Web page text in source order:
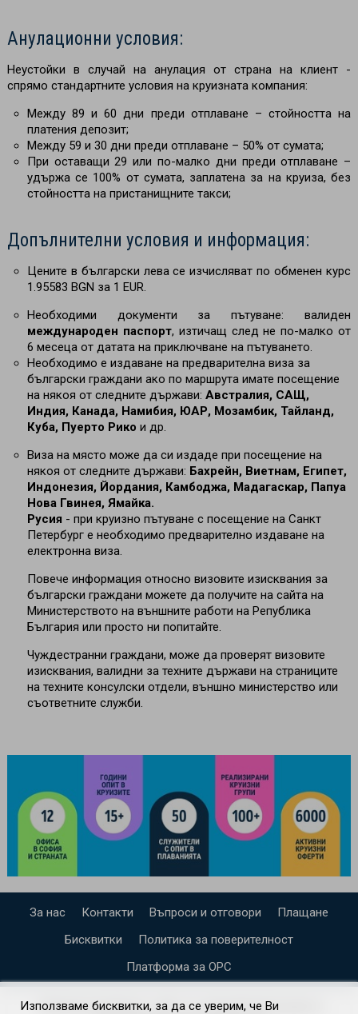
Анулационни условия:
Неустойки в случай на анулация от страна на клиент -
спрямо стандартните условия на круизната компания:
Между 89 и 60 дни преди отплаване – стойността на
платения депозит;
Между 59 и 30 дни преди отплаване – 50% от сумата;
При оставащи 29 или по-малко дни преди отплаване –
удържа се 100% от сумата, заплатена за на круиза, без
стойността на пристанищните такси;
Допълнителни условия и информация:
Цените в български лева се изчисляват по обменен курс
1.95583 BGN за 1 EUR.
Необходими документи за пътуване: валиден
международен паспорт, изтичащ след не по-малко от
6 месеца от датата на приключване на пътуването.
Необходимо е издаване на предварителна виза за
български граждани ако по маршрута имате посещение
на някоя от следните държави: Австралия, САЩ,
Индия, Канада, Намибия, ЮАР, Мозамбик, Тайланд,
Куба, Пуерто Рико и др.
Виза на място може да си издаде при посещение на
някоя от следните държави: Бахрейн, Виетнам, Египет,
Индонезия, Йордания, Камбоджа, Мадагаскар, Папуа
Нова Гвинея, Ямайка.
Русия - при круизно пътуване с посещение на Санкт
Петербург е необходимо предварително издаване на
електронна виза.
Повече информация относно визовите изисквания за
български граждани можете да получите на сайта на
Министерството на външните работи на Република
България или просто ни попитайте.
Чуждестранни граждани, може да проверят визовите
изисквания, валидни за техните държави на страниците
на техните консулски отдели, външно министерство или
съответните служби.
За нас Контакти Въпроси и отговори
Плащане
Бисквитки
Политика за поверителност
Платформа за ОРС
СПЕЦИАЛИЗИРАН САЙТ ЗА ИНДИВИДУАЛНИ И
Използваме бисквитки, за да се уверим, че Ви